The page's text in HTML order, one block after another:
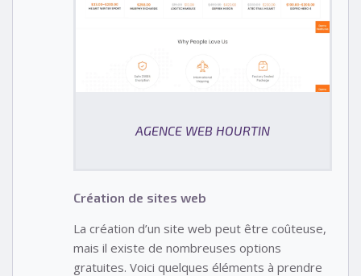
AGENCE WEB HOURTIN
Création de sites web
La création d’un site web peut être coûteuse,
mais il existe de nombreuses options
gratuites. Voici quelques éléments à prendre